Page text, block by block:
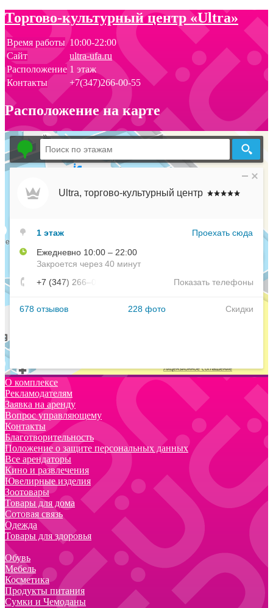
Торгово-культурный центр «Ultra»
Время работы 10:00-22:00
Сайт
ultra-ufa.ru
Расположение 1 этаж
Контакты
+7(347)266-00-55
Расположение на карте
О комплексе
Рекламодателям
Заявка на аренду
Вопрос управляющему
Контакты
Благотворительность
Положение о защите персональных данных
Все арендаторы
Кино и развлечения
Ювелирные изделия
Зоотовары
Товары для дома
Сотовая связь
Одежда
Товары для здоровья
Обувь
Мебель
Косметика
Продукты питания
Сумки и Чемоданы